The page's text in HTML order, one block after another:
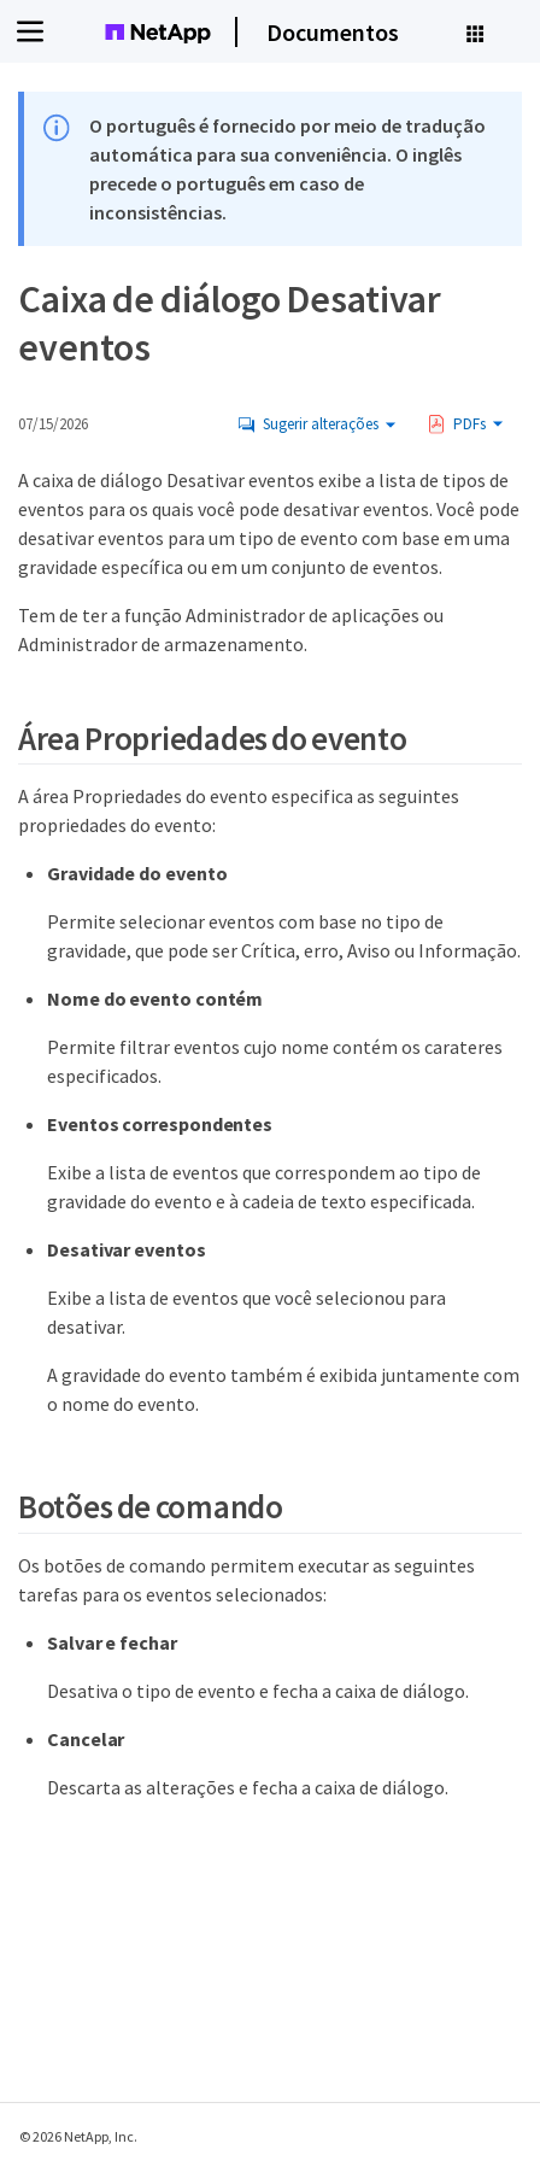
Documentos
O português é fornecido por meio de tradução
automática para sua conveniência. O inglês
precede o português em caso de
inconsistências.
Caixa de diálogo Desativar
eventos
07/15/2026 Sugerir alterações PDFs
A caixa de diálogo Desativar eventos exibe a lista de tipos de
eventos para os quais você pode desativar eventos. Você pode
desativar eventos para um tipo de evento com base em uma
gravidade específica ou em um conjunto de eventos.
Tem de ter a função Administrador de aplicações ou
Administrador de armazenamento.
Área Propriedades do evento
A área Propriedades do evento especifica as seguintes
propriedades do evento:
Gravidade do evento
Permite selecionar eventos com base no tipo de
gravidade, que pode ser Crítica, erro, Aviso ou Informação.
Nome do evento contém
Permite filtrar eventos cujo nome contém os carateres
especificados.
Eventos correspondentes
Exibe a lista de eventos que correspondem ao tipo de
gravidade do evento e à cadeia de texto especificada.
Desativar eventos
Exibe a lista de eventos que você selecionou para
desativar.
A gravidade do evento também é exibida juntamente com
o nome do evento.
Botões de comando
Os botões de comando permitem executar as seguintes
tarefas para os eventos selecionados:
Salvar e fechar
Desativa o tipo de evento e fecha a caixa de diálogo.
Cancelar
Descarta as alterações e fecha a caixa de diálogo.
© 2026 NetApp, Inc.